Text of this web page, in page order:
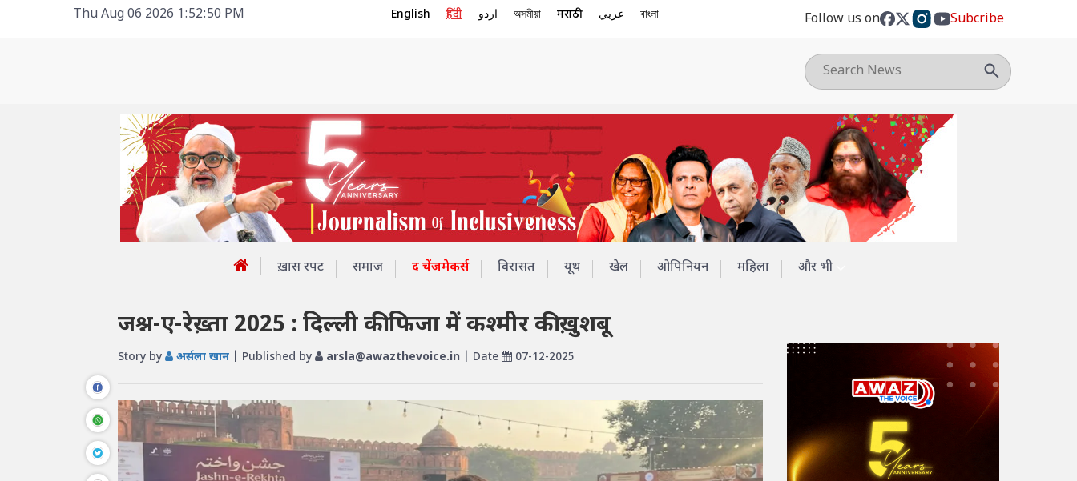
Thu Aug 06 2026 1:52:50 PM English हिंदी اردو অসমীয়া मराठी عربي বাংলা Follow us on Subcribe
ख़ास रपट समाज द चेंजमेकर्स विरासत यूथ खेल ओपिनियन महिला और भी
जश्न-ए-रेख़्ता 2025 : दिल्ली की फिजा में कश्मीर की ख़ुशबू
Story by अर्सला खान | Published by arsla@awazthevoice.in | Date 07-12-2025